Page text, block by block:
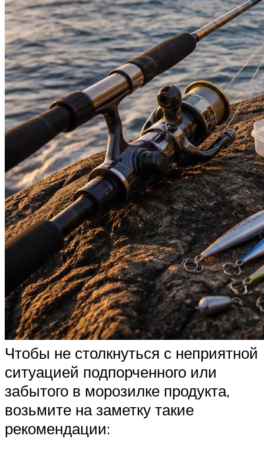
Чтобы не столкнуться с неприятной
ситуацией подпорченного или
забытого в морозилке продукта,
возьмите на заметку такие
рекомендации: